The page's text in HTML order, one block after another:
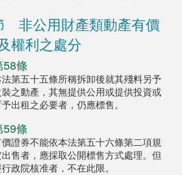
非公用財產類動產有價
權利之處分
58條
第五十五條所稱拆卸後就其殘料另予
之動產，其無提供公用或提供投資或
出租之必要者，仍應標售。
59條
證券不能依本法第五十六條第二項規
售者，應採取公開標售方式處理。但
政院核准者，不在此限。